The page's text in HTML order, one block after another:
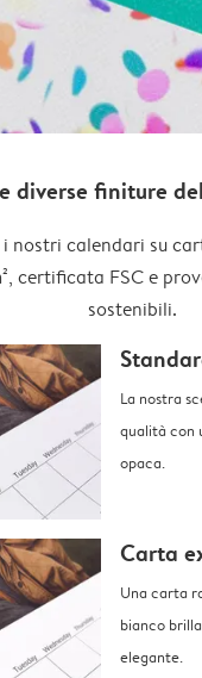
diverse finiture
i nostri calendari su
certificata FSC e
sostenibili.
La nostra
qualità con
opaca.
Carta
Una carta
bianco
elegante.